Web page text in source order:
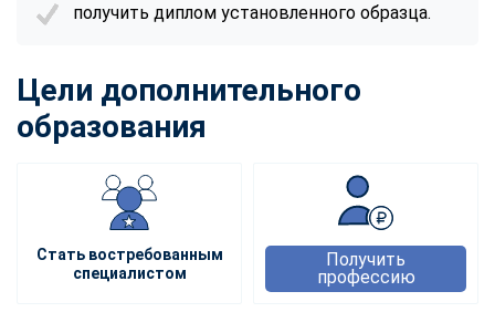
получить диплом установленного образца.
Цели дополнительного
образования
Стать востребованным
специалистом
Получить
профессию